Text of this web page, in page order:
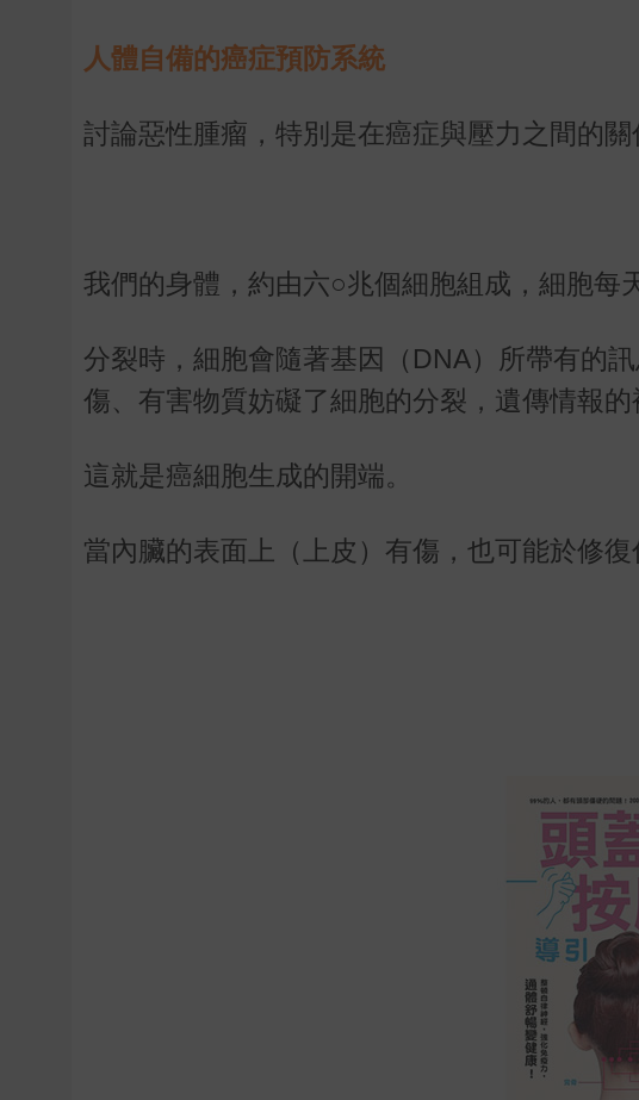
人體自備的癌症預防系統
討論惡性腫瘤，特別是在癌症與壓力之間的
我們的身體，約由六○兆個細胞組成，細胞每
分裂時，細胞會隨著基因（DNA）所帶有的
傷、有害物質妨礙了細胞的分裂，遺傳情報的
這就是癌細胞生成的開端。
當內臟的表面上（上皮）有傷，也可能於修